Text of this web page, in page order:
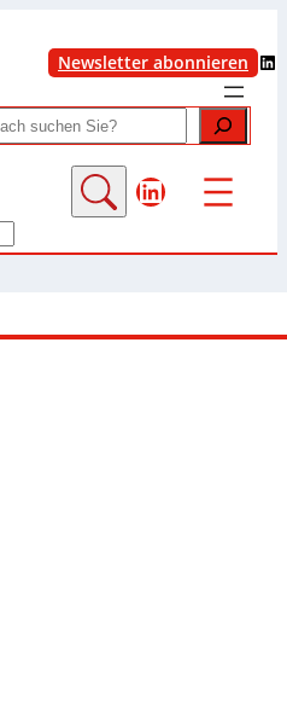
Newsletter abonnieren LinkedIn
LinkedIn